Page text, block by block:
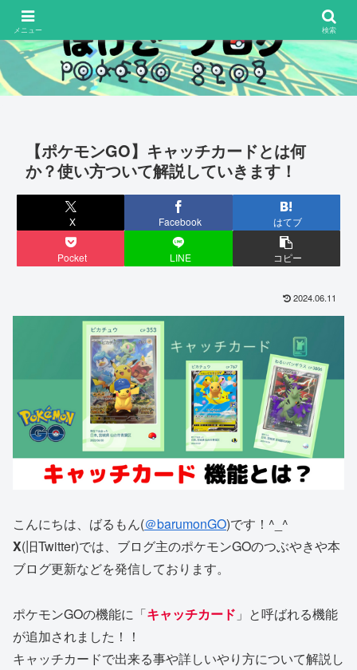
【ポケモンGO】キャッチカードとは何
か？使い方ついて解説していきます！
X Facebook はてブ
Pocket LINE コピー
2024.06.11
こんにちは、ばるもん(＠barumonGO)です！^_^
X(旧Twitter)では、ブログ主のポケモンGOのつぶやきや本
ブログ更新などを発信しております。
ポケモンGOの機能に「キャッチカード 」と呼ばれる機能
が追加されました！！
キャッチカードで出来る事や詳しいやり方について解説し
メニュー 検索